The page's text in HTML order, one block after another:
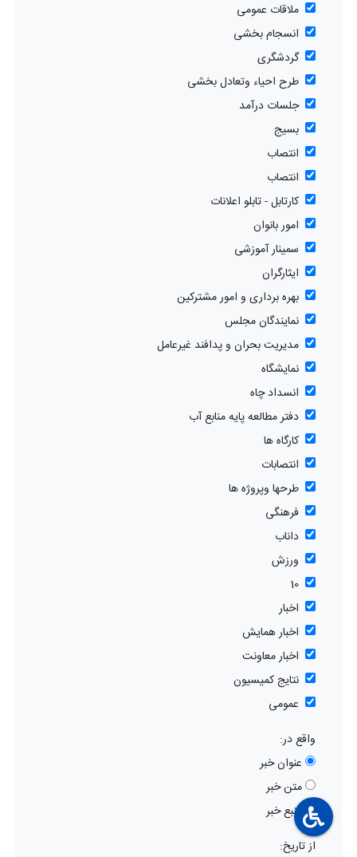
ملاقات عمومی
انسجام بخشی
گردشگری
طرح احیاء وتعادل بخشی
جلسات درآمد
بسیج
انتصاب
انتصاب
کارتابل - تابلو اعلانات
امور بانوان
سمینار آموزشی
ایثارگران
بهره برداری و امور مشترکین
نمایندگان مجلس
مدیریت بحران و پدافند غیرعامل
نمایشگاه
انسداد چاه
دفتر مطالعه پایه منابع آب
کارگاه ها
انتصابات
طرحها وپروژه ها
فرهنگی
داناب
ورزش
10
اخبار
اخبار همایش
اخبار معاونت
نتایج کمیسیون
عمومی
واقع در:
عنوان خبر
متن خبر
منبع خبر
از تاریخ: